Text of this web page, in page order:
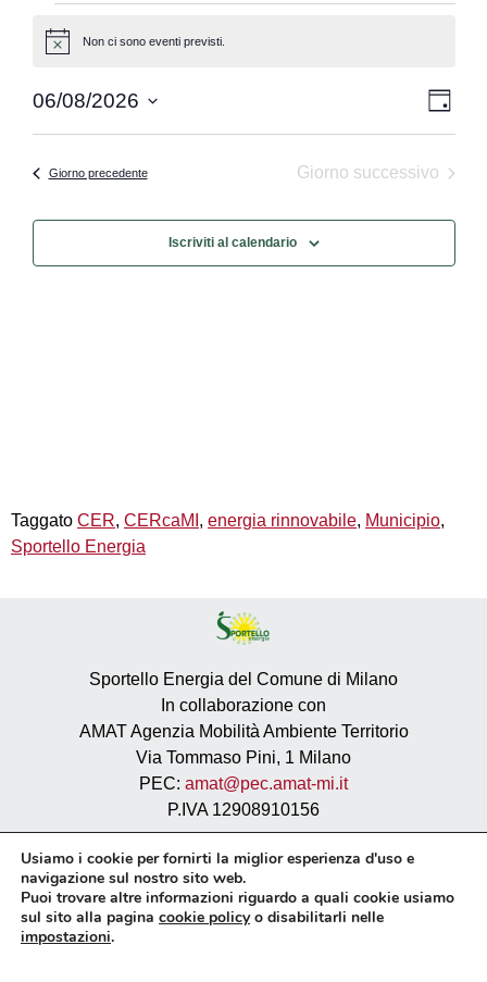
Notice Non ci sono eventi previsti.
Giorno
06/08/2026
la
Giorno precedente Giorno successivo
Iscriviti al calendario
Taggato CER, CERcaMI , energia rinnovabile, Municipio,
Sportello Energia
Sportello Energia del Comune di Milano
In collaborazione con
AMAT Agenzia Mobilità Ambiente Territorio
Via Tommaso Pini, 1 Milano
PEC: amat@pec.amat-mi.it
P.IVA 12908910156
Privacy
Cookie policy
Sito istituzionale AMAT
Usiamo i cookie per fornirti la miglior esperienza d'uso e
navigazione sul nostro sito web.
Puoi trovare altre informazioni riguardo a quali cookie usiamo
sul sito alla pagina cookie policyo disabilitarli nelle
impostazioni.